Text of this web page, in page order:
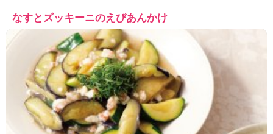
なすとズッキーニのえびあんかけ